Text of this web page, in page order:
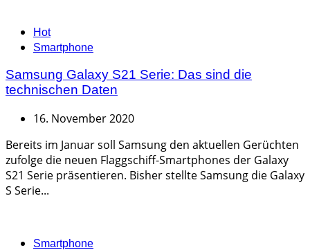
Categories
Hot
Smartphone
Samsung Galaxy S21 Serie: Das sind die
technischen Daten
16. November 2020
Bereits im Januar soll Samsung den aktuellen Gerüchten
zufolge die neuen Flaggschiff-Smartphones der Galaxy
S21 Serie präsentieren. Bisher stellte Samsung die Galaxy
S Serie...
Categories
Smartphone